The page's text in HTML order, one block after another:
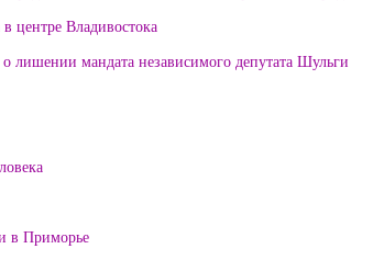
центре Владивостока
лишении мандата независимого депутата Шульги
в Приморье